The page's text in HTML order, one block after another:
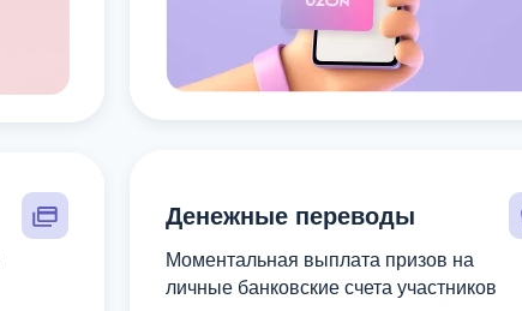
Моментальная выплата призов на
личные банковские счета участников
Денежные переводы